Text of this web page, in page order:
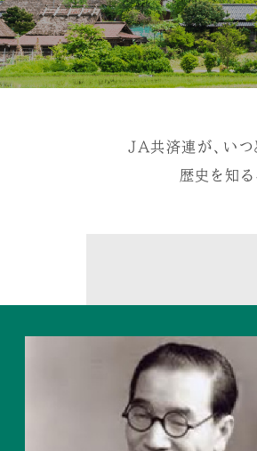
JA共済連が、いつ
歴史を知る